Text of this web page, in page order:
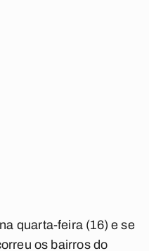
quarta-feira (16) e se
os bairros do